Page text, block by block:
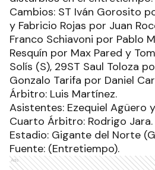
Cambios: ST Iván Gorosito
y Fabricio Rojas por Juan
Franco Schiavoni por Pablo
Resquín por Max Pared y
Solís (S), 29ST Saul Toloza
Gonzalo Tarifa por Daniel
Árbitro: Luis Martínez.
Asistentes: Ezequiel Agüero
Cuarto Árbitro: Rodrigo Jara.
Estadio: Gigante del Norte
Fuente: (Entretiempo).
Ads